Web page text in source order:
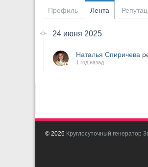
Профиль Лента
24 июня 2025
Наталья Спиричева
1 год назад
© 2026 Круглосуточный генератор